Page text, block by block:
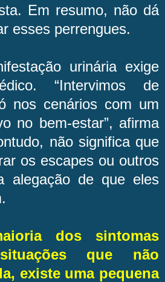
Em resumo, não dá
esses perrengues.
urinária exige
“Intervimos de
nos cenários com um
no bem-estar”, afirma
não significa que
os escapes ou outros
alegação de que eles
dos sintomas
que não
existe uma pequena